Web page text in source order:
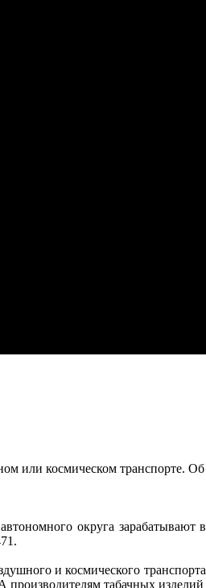
или космическом транспорте. Об
округа
и космического
табачных